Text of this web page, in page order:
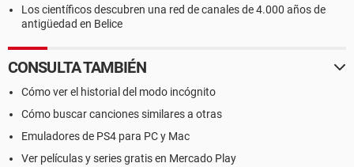
Los científicos descubren una red de canales de 4.000 años de
antigüedad en Belice
CONSULTA TAMBIÉN
Cómo ver el historial del modo incógnito
Cómo buscar canciones similares a otras
Emuladores de PS4 para PC y Mac
Ver películas y series gratis en Mercado Play